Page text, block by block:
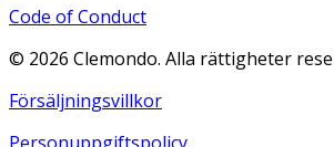
Code of Conduct
© 2026 Clemondo. Alla rättigheter
Försäljningsvillkor